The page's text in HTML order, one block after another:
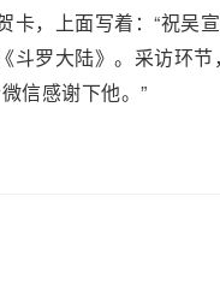
，上面写着：“祝吴
斗罗大陆》。采访环
信感谢下他。”